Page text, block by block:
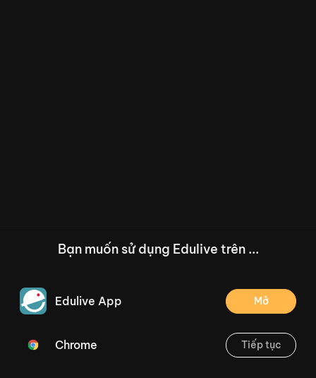
/--
Thoát
Bạn muốn sử dụng Edulive trên ...
Edulive App Mở
Chrome Tiếp tục